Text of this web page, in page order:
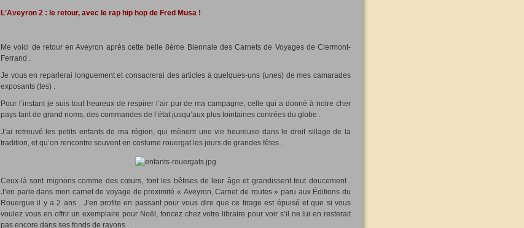
L'Aveyron 2 : le retour, avec le rap hip hop de Fred Musa !
Me voici de retour en Aveyron après cette belle 8ème Biennale des Carnets de Voyages de Clermont-
Ferrand .
Je vous en reparlerai longuement et consacrerai des articles à quelques-uns (unes) de mes camarades
exposants (tes) .
Pour l’instant je suis tout heureux de respirer l’air pur de ma campagne, celle qui a donné à notre cher
pays tant de grand noms, des commandes de l’état jusqu’aux plus lointaines contrées du globe .
J’ai retrouvé les petits enfants de ma région, qui mènent une vie heureuse dans le droit sillage de la
tradition, et qu’on rencontre souvent en costume rouergat les jours de grandes fêtes .
Ceux-là sont mignons comme des cœurs, font les bêtises de leur âge et grandissent tout doucement .
J’en parle dans mon carnet de voyage de proximité « Aveyron, Carnet de routes » paru aux Éditions du
Rouergue il y a 2 ans . J’en profite en passant pour vous dire que ce tirage est épuisé et que si vous
voulez vous en offrir un exemplaire pour Noël, foncez chez votre libraire pour voir s’il ne lui en resterait
pas encore dans ses fonds de rayons .